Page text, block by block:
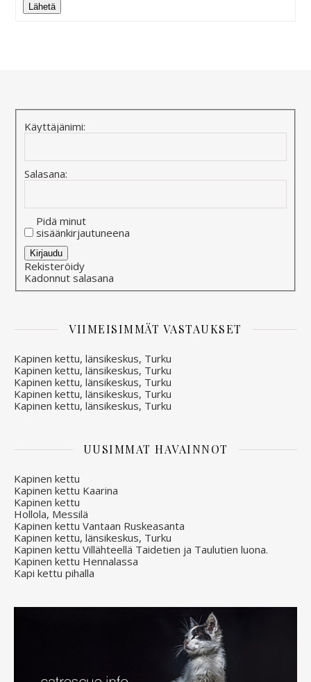
Lähetä
Käyttäjänimi:
Salasana:
Pidä minut
sisäänkirjautuneena
Alternative:
Kirjaudu
Rekisteröidy
Kadonnut salasana
VIIMEISIMMÄT VASTAUKSET
Kapinen kettu, länsikeskus, Turku
Kapinen kettu, länsikeskus, Turku
Kapinen kettu, länsikeskus, Turku
Kapinen kettu, länsikeskus, Turku
Kapinen kettu, länsikeskus, Turku
UUSIMMAT HAVAINNOT
Kapinen kettu
Kapinen kettu Kaarina
Kapinen kettu
Hollola, Messilä
Kapinen kettu Vantaan Ruskeasanta
Kapinen kettu, länsikeskus, Turku
Kapinen kettu Villähteellä Taidetien ja Taulutien luona.
Kapinen kettu Hennalassa
Kapi kettu pihalla